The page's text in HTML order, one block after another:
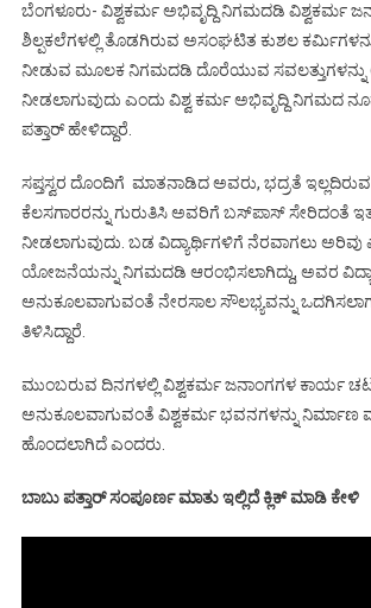
ಬೆಂಗಳೂರು- ವಿಶ್ವಕರ್ಮ ಅಭಿವೃದ್ದಿ ನಿಗಮದಡಿ ವಿಶ್ವಕರ್ಮ
ಶಿಲ್ಪಕಲೆಗಳಲ್ಲಿ ತೊಡಗಿರುವ ಅಸಂಘಟಿತ ಕುಶಲ ಕರ್ಮಿಗಳನ್ನು
ನೀಡುವ ಮೂಲಕ ನಿಗಮದಡಿ ದೊರೆಯುವ
ನೀಡಲಾಗುವುದು ಎಂದು ವಿಶ್ವ ಕರ್ಮ ಅಭಿವೃದ್ದಿ ನಿಗಮದ
ಪತ್ತಾರ್ ಹೇಳಿದ್ದಾರೆ.
ಸಪ್ತಸ್ವರ ದೊಂದಿಗೆ ಮಾತನಾಡಿದ ಅವರು, ಭದ್ರತೆ
ಕೆಲಸಗಾರರನ್ನು ಗುರುತಿಸಿ ಅವರಿಗೆ ಬಸ್‍ಪಾಸ್ ಸೇರಿದಂತೆ
ನೀಡಲಾಗುವುದು. ಬಡ ವಿದ್ಯಾರ್ಥಿಗಳಿಗೆ ನೆರವಾಗಲು
ಯೋಜನೆಯನ್ನು ನಿಗಮದಡಿ ಆರಂಭಿಸಲಾಗಿದ್ದು, ಅವರ
ಅನುಕೂಲವಾಗುವಂತೆ ನೇರಸಾಲ ಸೌಲಭ್ಯವನ್ನು
ತಿಳಿಸಿದ್ದಾರೆ.
ಮುಂಬರುವ ದಿನಗಳಲ್ಲಿ ವಿಶ್ವಕರ್ಮ ಜನಾಂಗಗಳ ಕಾರ್ಯ
ಅನುಕೂಲವಾಗುವಂತೆ ವಿಶ್ವಕರ್ಮ ಭವನಗಳನ್ನು ನಿರ್ಮಾಣ
ಹೊಂದಲಾಗಿದೆ ಎಂದರು.
ಬಾಬು ಪತ್ತಾರ್ ಸಂಪೂರ್ಣ ಮಾತು ಇಲ್ಲಿದೆ ಕ್ಲಿಕ್ ಮಾಡಿ ಕೇಳಿ